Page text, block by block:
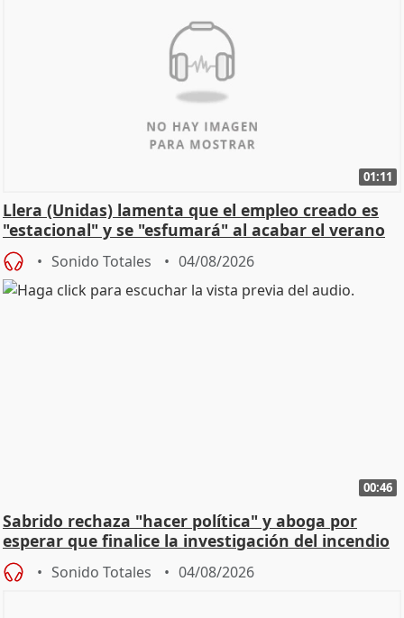
01:11
Llera (Unidas) lamenta que el empleo creado es
"estacional" y se "esfumará" al acabar el verano
Sonido Totales 04/08/2026
00:46
Sabrido rechaza "hacer política" y aboga por
esperar que finalice la investigación del incendio
Sonido Totales 04/08/2026